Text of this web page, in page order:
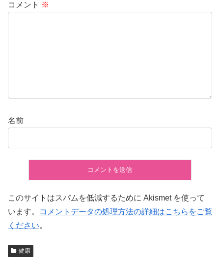
コメント ※
名前
このサイトはスパムを低減するために Akismet を使って
います。
コメントデータの処理方法の詳細はこちらをご覧
ください。
健康